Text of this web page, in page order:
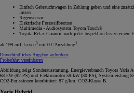
Einfach Gebrauchtwagen in Zahlung geben und eine
lassen
Regensensor
Elektrische Feststellbremse
Multimedia - Audiosystem Toyota Touch®
Toyota Relax Garantie nach jeder Inspektion bis zu einem
ab 199 mtl. leasen3 mit 0 € Anzahlung1
Unverbindliches Angebot anfordern
Probefahrt vereinbaren
Abbildung zeigt Sonderausstattung. Energieverbrauch Toyota
68 kW (92 PS) und Elektromotor 59 kW (80 PS), Systemleistung
CO2-Emissionen kombiniert: 87 g/km; CO2-Klasse B.